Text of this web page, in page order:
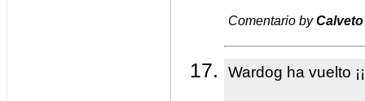
Comentario byCalveto
Wardog ha vuelto